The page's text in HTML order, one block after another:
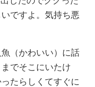
ですよ。気持ち悪
（かわいい）に話
でそこにいたけ
たらしくてすぐに